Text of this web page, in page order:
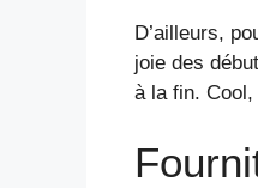
D’ailleurs,
joie des
à la fin. Cool,